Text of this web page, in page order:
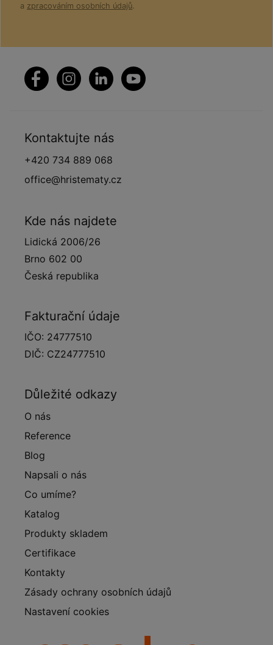
a zpracováním osobních údajů.
Kontaktujte nás
+420 734 889 068
office@hristematy.cz
Kde nás najdete
Lidická 2006/26
Brno 602 00
Česká republika
Fakturační údaje
IČO: 24777510
DIČ: CZ24777510
Důležité odkazy
O nás
Reference
Blog
Napsali o nás
Co umíme?
Katalog
Produkty skladem
Certifikace
Kontakty
Zásady ochrany osobních údajů
Nastavení cookies